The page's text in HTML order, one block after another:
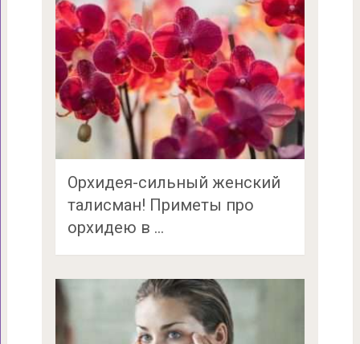
Орхидея-сильный женский
талисман! Приметы про
орхидею в …